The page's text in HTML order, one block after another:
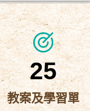
25
教案及學習單